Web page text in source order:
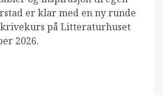
er klar med en ny runde
på Litteraturhuset
2026.